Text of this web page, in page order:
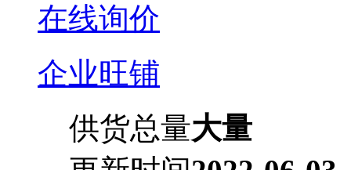
在线询价
企业旺铺
供货总量大量